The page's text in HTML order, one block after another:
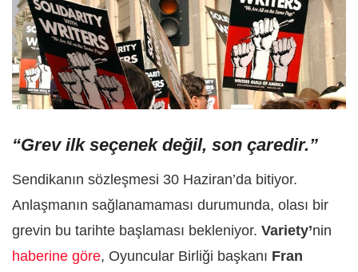
“Grev ilk seçenek değil, son çaredir.”
Sendikanın sözleşmesi 30 Haziran’da bitiyor.
Anlaşmanın sağlanamaması durumunda, olası bir
grevin bu tarihte başlaması bekleniyor. Variety’nin
haberine göre, Oyuncular Birliği başkanı Fran